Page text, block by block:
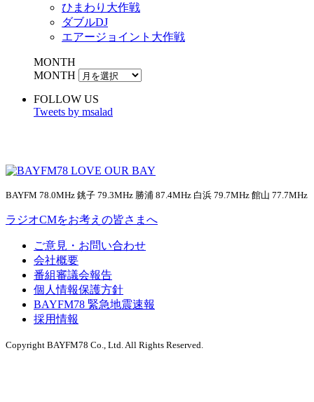
ひまわり大作戦
ダブルDJ
エアージョイント大作戦
MONTH
MONTH
FOLLOW US
Tweets by msalad
BAYFM 78.0MHz 銚子 79.3MHz 勝浦 87.4MHz 白浜 79.7MHz 館山 77.7MHz
ラジオCMをお考えの皆さまへ
ご意見・お問い合わせ
会社概要
番組審議会報告
個人情報保護方針
BAYFM78 緊急地震速報
採用情報
Copyright BAYFM78 Co., Ltd. All Rights Reserved.